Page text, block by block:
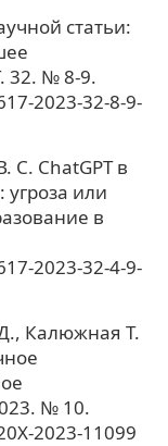
статьи:
32. № 8-9.
2023-32-8-9-
С. ChatGPT в
или
в
2023-32-4-9-
Калюжная Т.
№ 10.
2023-11099